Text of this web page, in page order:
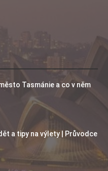
Tasmánie a co v něm
a tipy na výlety | Průvodce